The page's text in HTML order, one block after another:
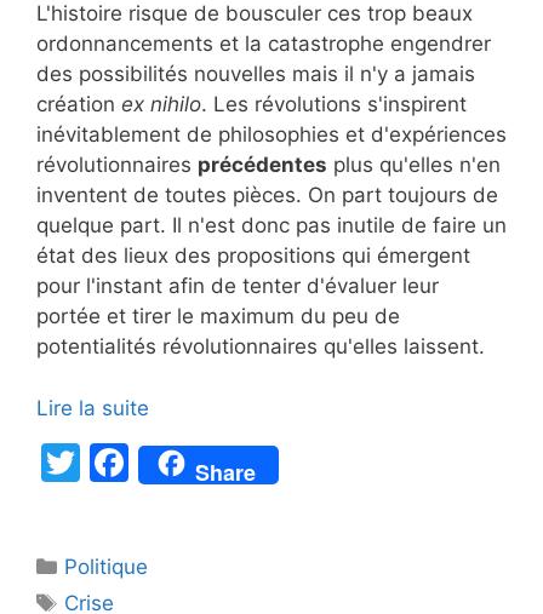
L'histoire risque de bousculer ces trop beaux
ordonnancements et la catastrophe engendrer
des possibilités nouvelles mais il n'y a jamais
création ex nihilo. Les révolutions s'inspirent
inévitablement de philosophies et d'expériences
révolutionnaires précédentes plus qu'elles n'en
inventent de toutes pièces. On part toujours de
quelque part. Il n'est donc pas inutile de faire un
état des lieux des propositions qui émergent
pour l'instant afin de tenter d'évaluer leur
portée et tirer le maximum du peu de
potentialités révolutionnaires qu'elles laissent.
Lire la suite
T
er
F
a
e
Share
Catégories
Politique
Étiquettes
Crise